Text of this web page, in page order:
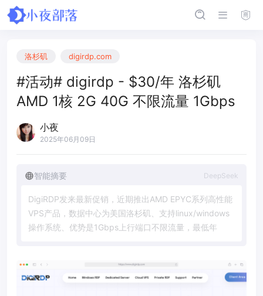
洛杉矶 digirdp.com
#活动# digirdp - $30/年 洛杉矶
AMD 1核 2G 40G 不限流量 1Gbps
小夜
2025年06月09日
智能摘要 DeepSeek
DigiRDP发来最新促销 ， 近期推出AMD EPYC系列高性能
VPS产品 ， 数据中心为美国洛杉矶 支持linux/windows
操作系统 优势是1Gbps 上行端口不限流量 ， 最低年